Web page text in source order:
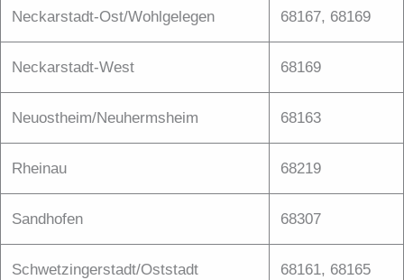
Neckarstadt-Ost/Wohlgelegen 68167, 68169
Neckarstadt-West 68169
Neuostheim/Neuhermsheim 68163
Rheinau 68219
Sandhofen 68307
Schwetzingerstadt/Oststadt 68161, 68165